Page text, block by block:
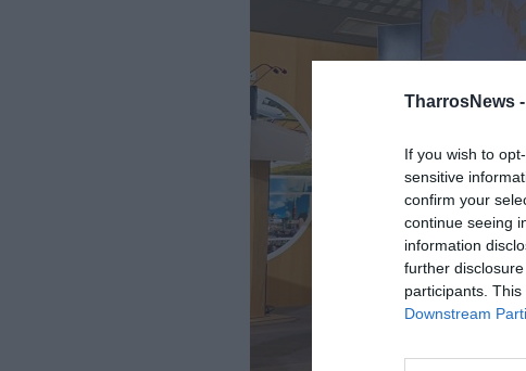
TharrosNews -
If you wish to
sensitive
confirm your
continue seeing
information
further
participants.
Downstream